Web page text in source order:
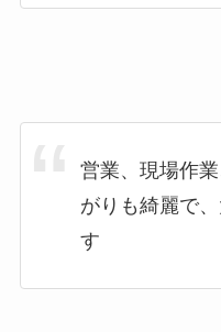
営業、現場作
がりも綺麗で
す